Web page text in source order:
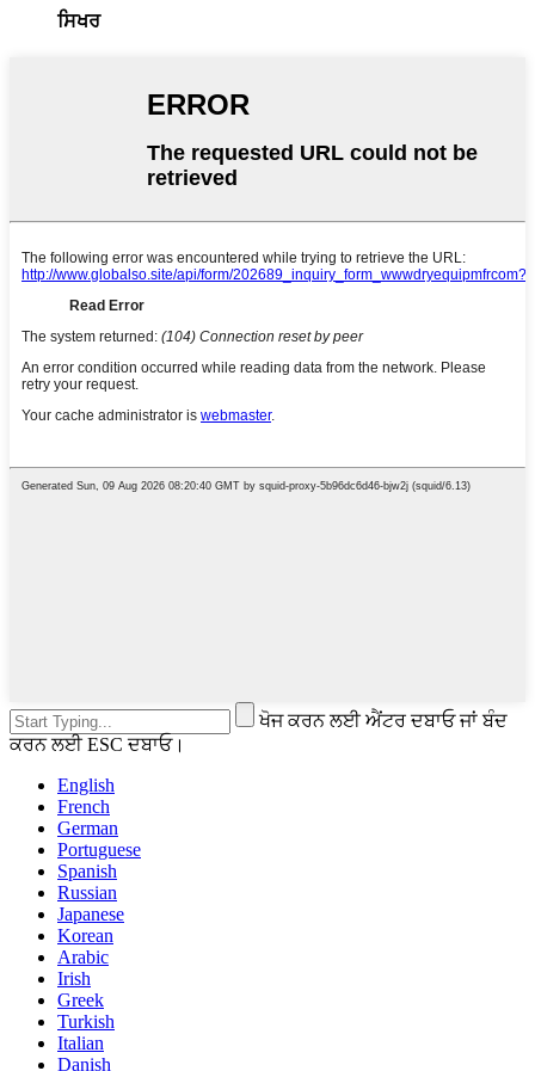
ਸਿਖਰ
ਖੋਜ ਕਰਨ ਲਈ ਐਂਟਰ ਦਬਾਓ ਜਾਂ ਬੰਦ
ਕਰਨ ਲਈ ESC ਦਬਾਓ।
English
French
German
Portuguese
Spanish
Russian
Japanese
Korean
Arabic
Irish
Greek
Turkish
Italian
Danish